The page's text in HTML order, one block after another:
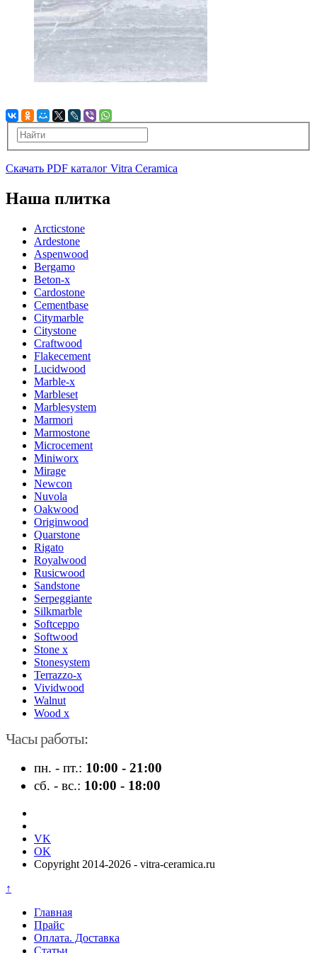
Скачать PDF каталог Vitra Ceramica
Наша плитка
Arcticstone
Ardestone
Aspenwood
Bergamo
Beton-x
Cardostone
Cementbase
Citymarble
Citystone
Craftwood
Flakecement
Lucidwood
Marble-x
Marbleset
Marblesystem
Marmori
Marmostone
Microcement
Miniworx
Mirage
Newcon
Nuvola
Oakwood
Originwood
Quarstone
Rigato
Royalwood
Rusicwood
Sandstone
Serpeggiante
Silkmarble
Softceppo
Softwood
Stone x
Stonesystem
Terrazzo-x
Vividwood
Walnut
Wood x
Часы работы:
пн. - пт.: 10:00 - 21:00
сб. - вс.: 10:00 - 18:00
VK
OK
Copyright 2014-2026 - vitra-ceramica.ru
↑
Главная
Прайс
Оплата. Доставка